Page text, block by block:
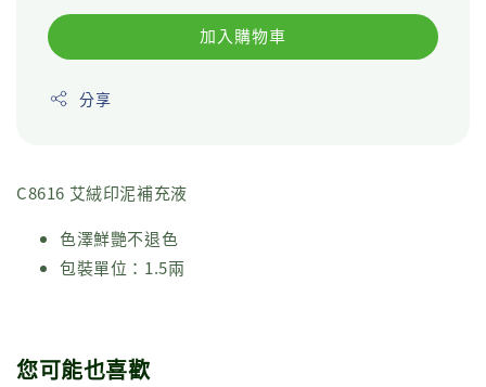
加入購物車
分享
C8616 艾絨印泥補充液
色澤鮮艷不退色
包裝單位：1.5兩
您可能也喜歡